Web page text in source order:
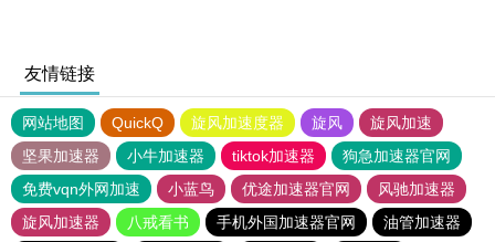
友情链接
网站地图 QuickQ 旋风加速度器 旋风
旋风加速
坚果加速器
小牛加速器 tiktok加速器
狗急加速器官网
免费vqn外网加速
小蓝鸟 优途加速器官网
风驰加速器
旋风加速器
八戒看书 手机外国加速器官网
油管加速器